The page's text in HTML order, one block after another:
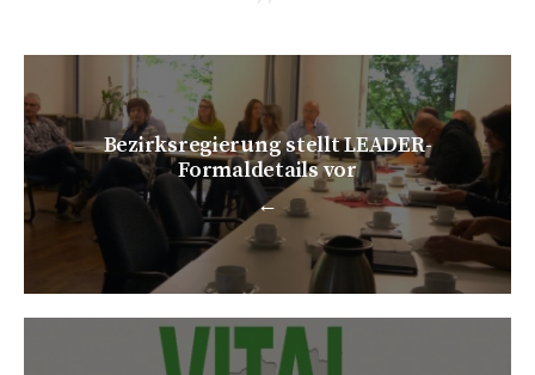
←
Bezirksregierung stellt LEADER-
Formaldetails vor